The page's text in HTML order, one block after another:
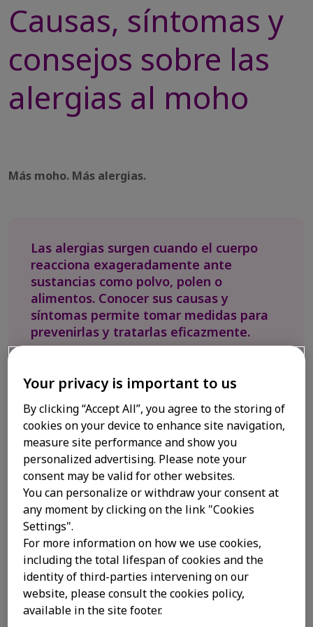
Causas, síntomas y
consejos sobre las
alergias al moho
Más moho. Más alergias.
Las alergias surgen cuando el cuerpo
reacciona exageradamente ante
sustancias como polvo, polen o
alimentos. Conocer sus causas y
síntomas permite tomar medidas para
prevenirlas y tratarlas eficazmente.
El moho es un diverso y extenso grupo de hongos que
habita en casi cualquier lugar. Ciertos tipos pueden
causar reacciones alérgicas y fuertes síntomas de
alergias.
Los hongos nos rodean
todo el año
El moho y el mildiu son pequeños hongos que pueden
vivir en cualquier lugar durante cualquier época del
año.1Así es que, si tienes síntomas de alergias
Your privacy is important to us
By clicking “Accept All”, you agree to the storing of
cookies on your device to enhance site navigation,
measure site performance and show you
personalized advertising. Please note your
consent may be valid for other websites.
You can personalize or withdraw your consent at
any moment by clicking on the link "Cookies
Settings".
For more information on how we use cookies,
including the total lifespan of cookies and the
identity of third-parties intervening on our
website, please consult the cookies policy,
available in the site footer.